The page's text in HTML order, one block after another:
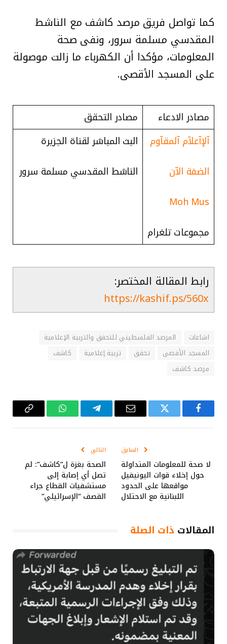
كما تواصل فريق مرصد كاشف مع الناشط
المقدسي مسلمة سرور، ونفى صحة
المعلومات، مؤكدا أن الكهرباء ما زالت موصولة
على المسجد الأقصى.
مصادر الادعاء
مصادر التحقق
آلإآعلآم آلمقآوم
الضفة الآن
Moh Mus
مجموعات تلغرام
البث المباشر لقناة الجزيرة
الناشط المقدسي مسلمة سرور
رابط المقالة المختصر:
https://kashif.ps/560x
اشاعات
المرصد الفلسطيني للتحقق والتربية الإعلامية
المسجد الأقصى
تحقق تربية إعلامية
كاشف
مرصد كاشف
فيسبوك تويتر
البريد
تيلقرام واتساب Copy
السابق
لا صحة للمعلومات المتداولة
حول إخلاء قوات اليونيفيل
مواقعها على الحدود
اللبنانية مع الاحتلال
التالي
الصحة بغزة ل”كاشف”: لم
تصل أي إصابة إلى
مستشفيات القطاع جراء
القصف “الإسرائيلي”
المقالات ذات الصلة